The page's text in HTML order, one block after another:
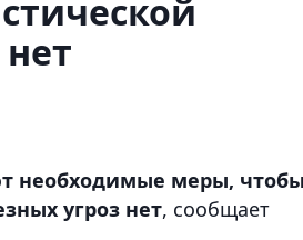
необходимые меры,
угроз нет, сообщает